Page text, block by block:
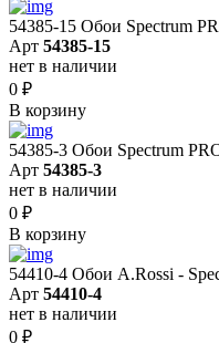
54385-15 Обои Spectrum
Арт 54385-15
нет в наличии
0 ₽
В корзину
54385-3 Обои Spectrum
Арт 54385-3
нет в наличии
0 ₽
В корзину
54410-4 Обои A.Rossi -
Арт 54410-4
нет в наличии
0 ₽